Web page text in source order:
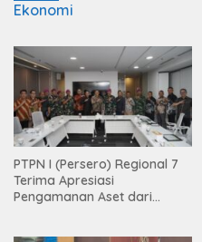
Ekonomi
PTPN I (Persero) Regional 7
Terima Apresiasi
Pengamanan Aset dari